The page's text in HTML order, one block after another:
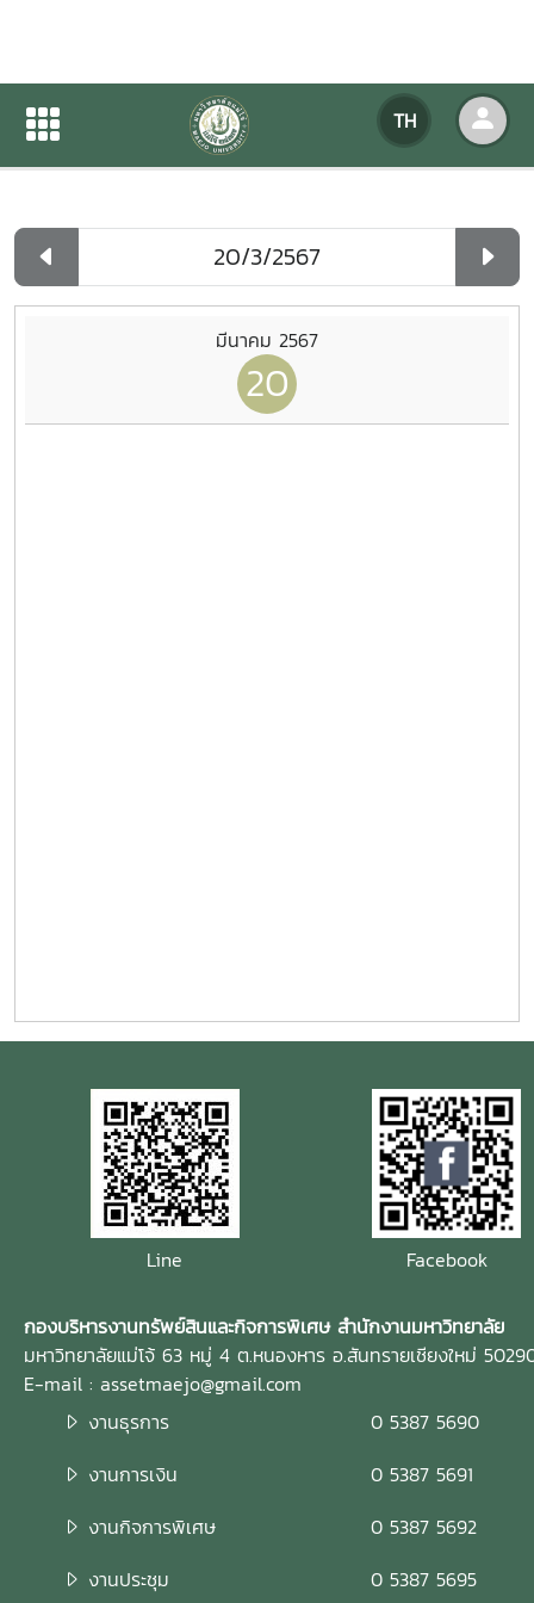
TH
ปฏิทินกิจกรรมของหน่วยงาน
ปฏิทินกิจกรรมของหน่วยงาน
มีนาคม 2567
20
Line Facebook
กองบริหารงานทรัพย์สินและกิจการพิเศษ สำนักงานมหาวิทยาลัย
มหาวิทยาลัยแม่โจ้ 63 หมู่ 4 ต.หนองหาร อ.สันทรายเชียงใหม่
E-mail : assetmaejo@gmail.com
งานธุรการ
0 5387 5690
งานการเงิน
0 5387 5691
งานกิจการพิเศษ
0 5387 5692
งานประชุม
0 5387 5695